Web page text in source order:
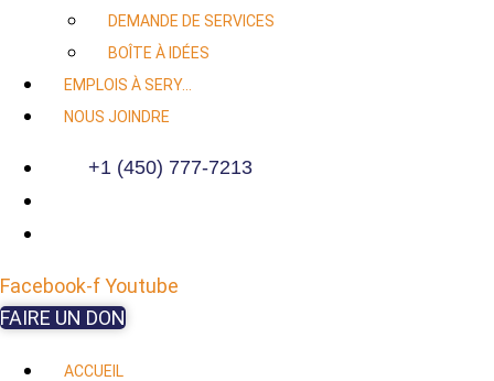
DEMANDE DE SERVICES
BOÎTE À IDÉES
EMPLOIS À SERY…
NOUS JOINDRE
+1 (450) 777-7213
Facebook-fYoutube
FAIRE UN DON
ACCUEIL